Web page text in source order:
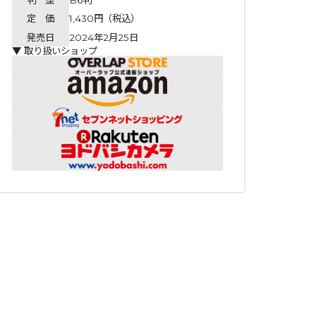
定 価
1,430円（税込）
発売日
2024年2月25日
▼ 取り扱いショップ